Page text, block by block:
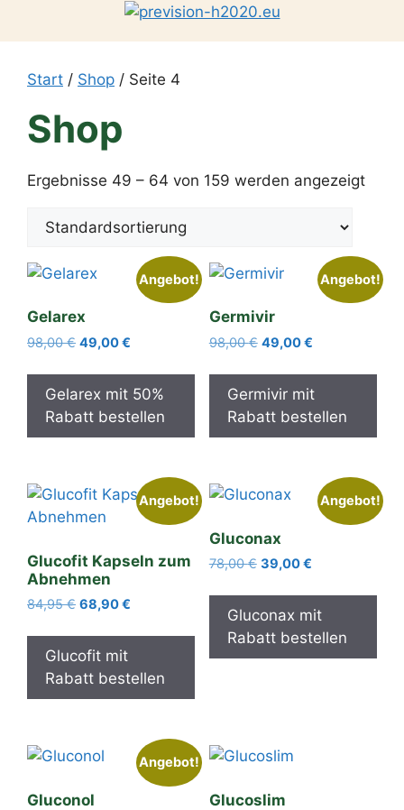
Start / Shop / Seite 4
Shop
Ergebnisse 49 – 64 von 159 werden angezeigt
Angebot!
Gelarex
98,00€ Ursprünglicher
war:
98,00 €
49,00€
ist:
49,00 €.
Gelarex mit 50%
Rabatt bestellen
Angebot!
Germivir
98,00€ Ursprünglicher
war:
98,00 €
49,00€Aktueller
ist:
49,00 €.
Germivir mit
Rabatt bestellen
Angebot!
Glucofit Kapseln zum
Abnehmen
84,95€ Ursprünglicher
war:
84,95 €
68,90€
ist:
Glucofit mit
Rabatt bestellen
Angebot!
Gluconax
78,00€ Ursprünglicher
war:
78,00 €
39,00€Aktueller
ist:
39,00 €.
Gluconax mit
Rabatt bestellen
Angebot!
Gluconol Glucoslim